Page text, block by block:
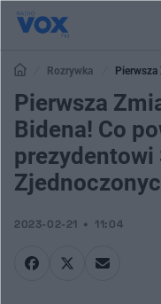
Rozrywka
prezydentowi Stanów
Pierwsza
Bidena! Co
prezydentowi
2023-02-21 11:04